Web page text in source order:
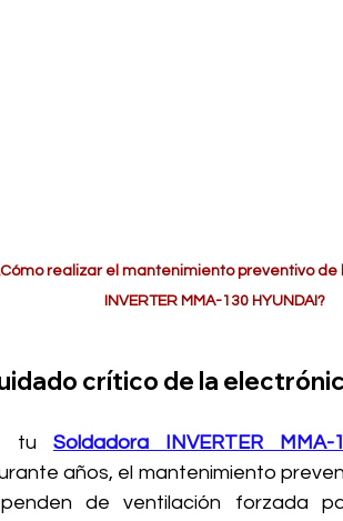
realizar el mantenimiento preventivo de
INVERTER MMA-130 HYUNDAI?
crítico de la
tu Soldadora INVERTER MMA-
años, el mantenimiento
de ventilación forzada